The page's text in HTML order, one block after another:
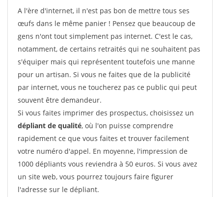
A l'ère d'internet, il n'est pas bon de mettre tous ses
œufs dans le même panier ! Pensez que beaucoup de
gens n'ont tout simplement pas internet. C'est le cas,
notamment, de certains retraités qui ne souhaitent pas
s'équiper mais qui représentent toutefois une manne
pour un artisan. Si vous ne faites que de la publicité
par internet, vous ne toucherez pas ce public qui peut
souvent être demandeur.
Si vous faites imprimer des prospectus, choisissez un
dépliant de qualité, où l'on puisse comprendre
rapidement ce que vous faites et trouver facilement
votre numéro d'appel. En moyenne, l'impression de
1000 dépliants vous reviendra à 50 euros. Si vous avez
un site web, vous pourrez toujours faire figurer
l'adresse sur le dépliant.